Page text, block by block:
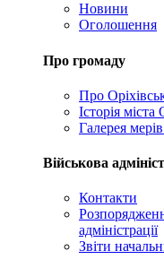
Новини
Оголошення
Про громаду
Про
Історія міста
Галерея
Військова
Контакти
адміністрації
Звіти